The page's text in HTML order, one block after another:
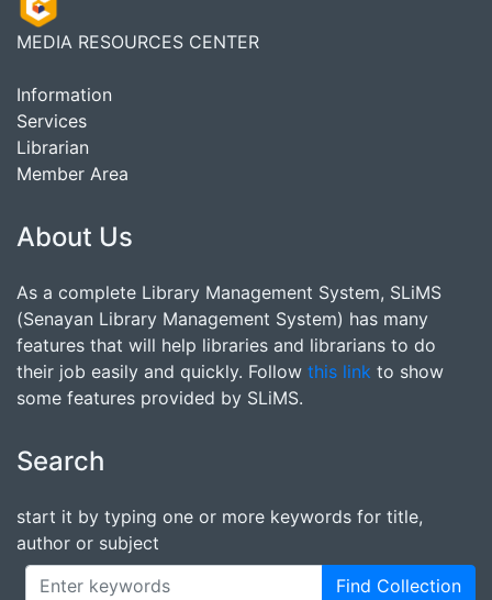
MEDIA RESOURCES CENTER
Information
Services
Librarian
Member Area
About Us
As a complete Library Management System, SLiMS
(Senayan Library Management System) has many
features that will help libraries and librarians to do
their job easily and quickly. Follow this link to show
some features provided by SLiMS.
Search
start it by typing one or more keywords for title,
author or subject
Find Collection